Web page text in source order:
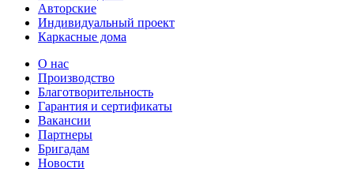
Авторские
Индивидуальный проект
Каркасные дома
О нас
Производство
Благотворительность
Гарантия и сертификаты
Вакансии
Партнеры
Бригадам
Новости